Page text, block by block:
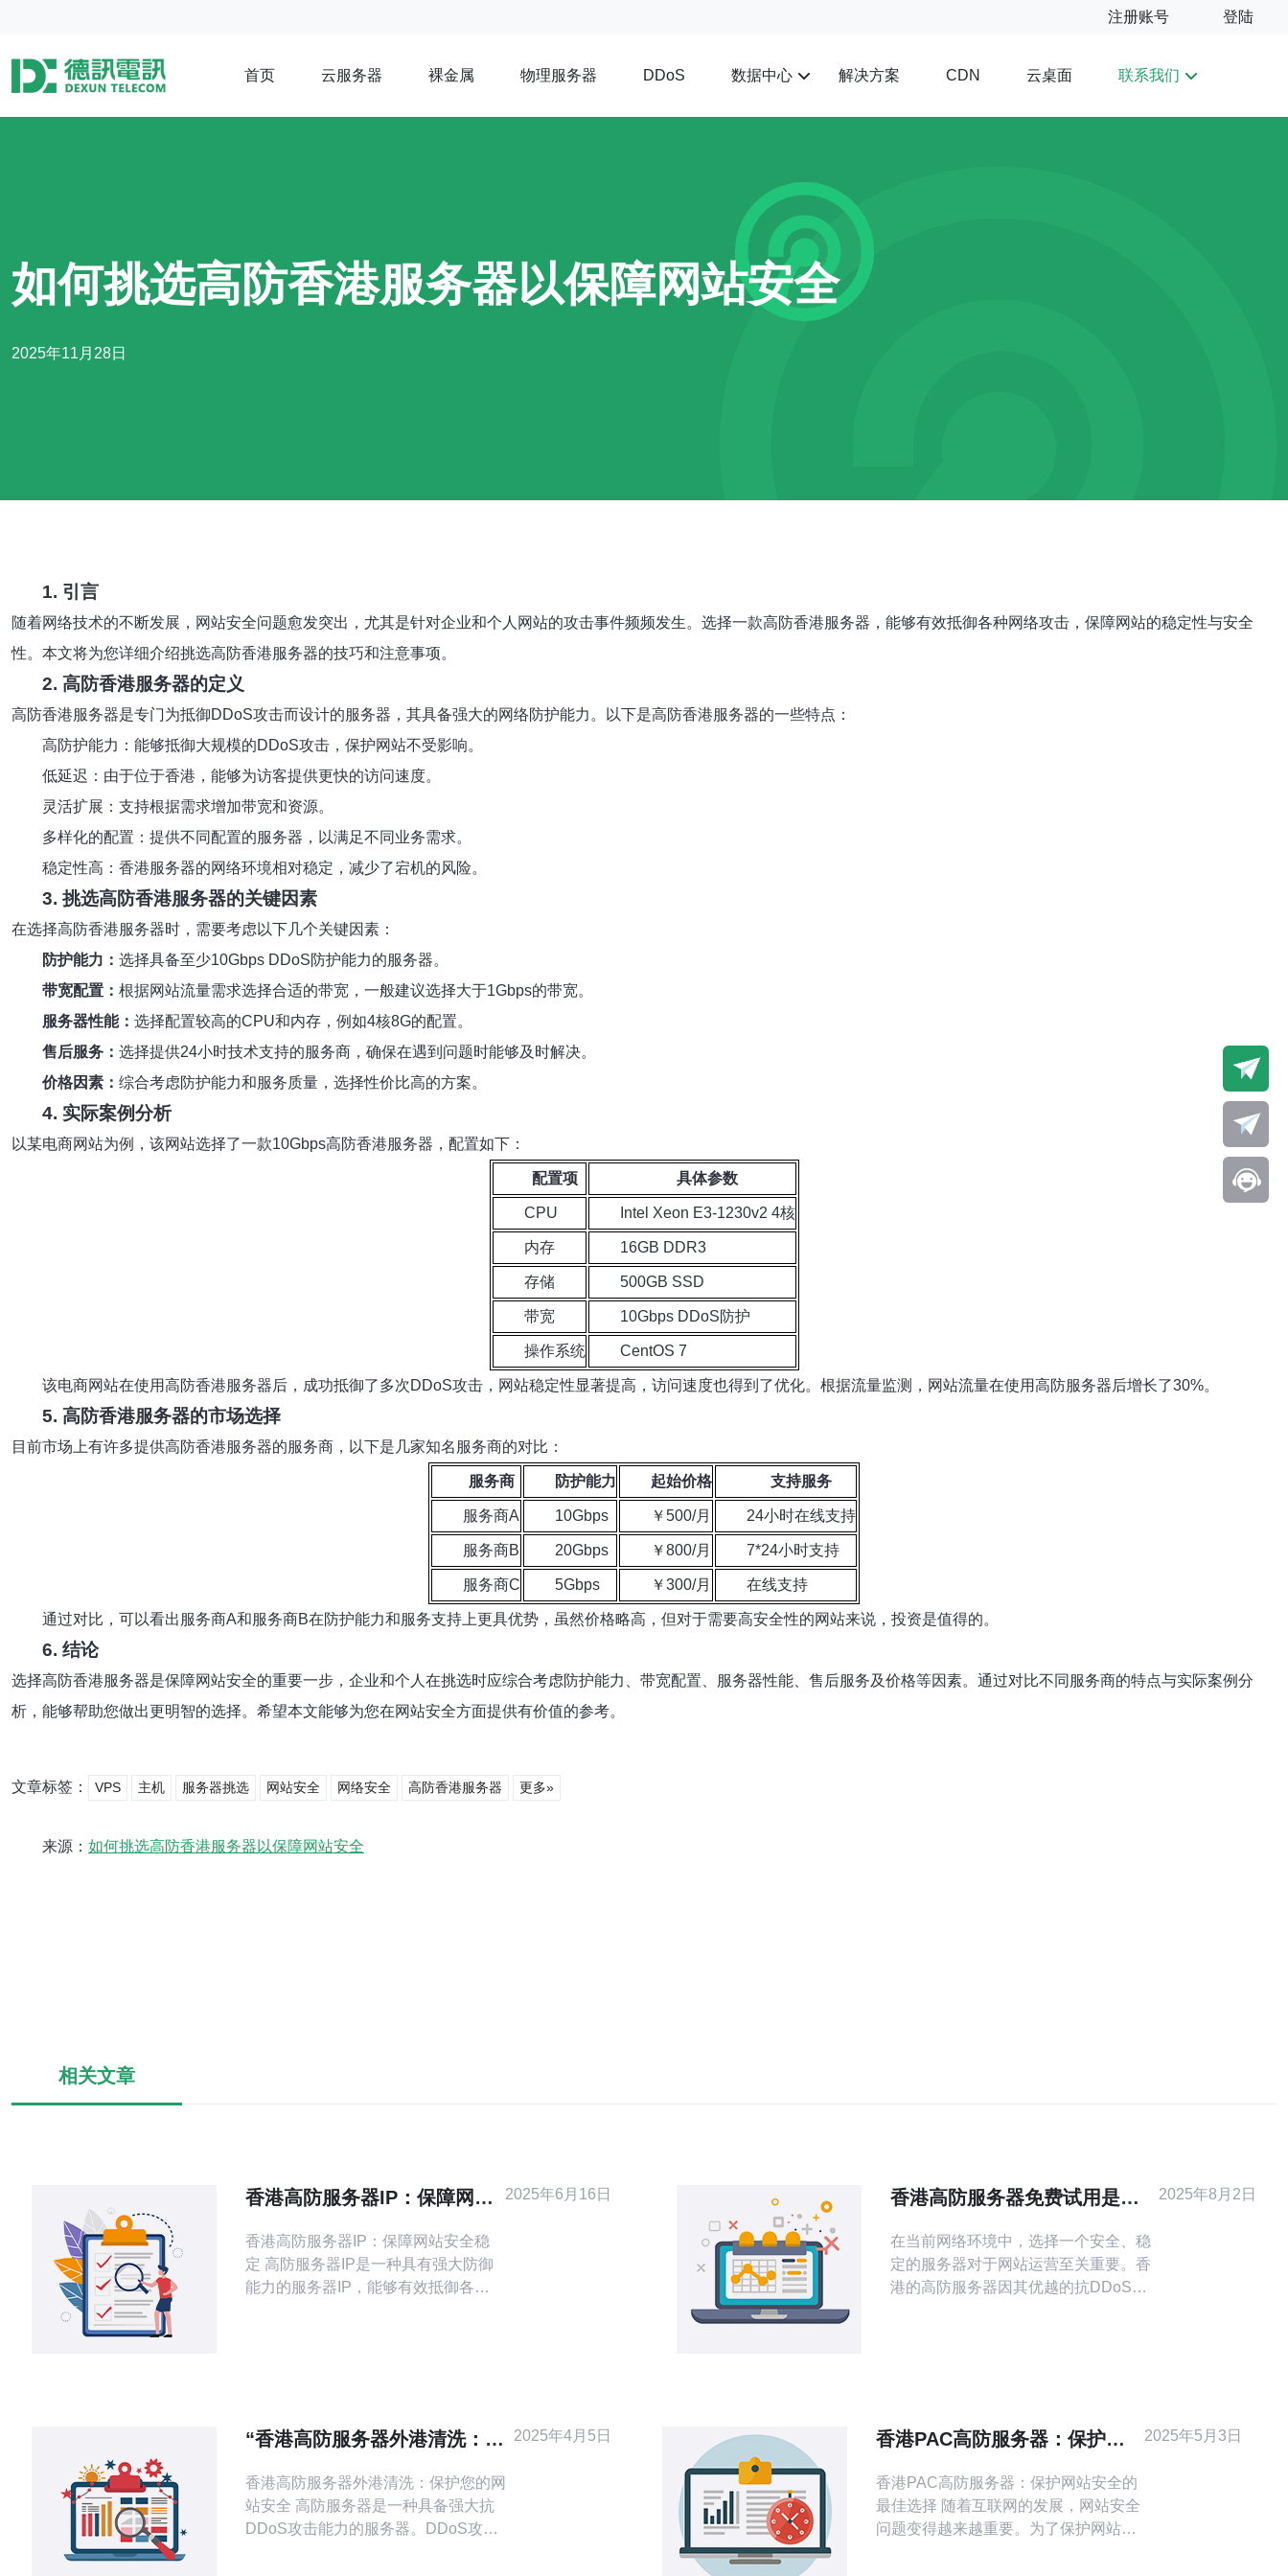
注册账号 登陆
首页 云服务器 裸金属 物理服务器 DDoS 数据中心 解决方案 CDN 云桌面 联系我们
如何挑选高防香港服务器以保障网站安全
2025年11月28日
1. 引言
随着网络技术的不断发展，网站安全问题愈发突出，尤其是针对企业和个人网站的攻击事件频频发生。选择一款高防香港服务器，能够有效抵御各种网络攻击，保障网站的稳定性与安全
性。本文将为您详细介绍挑选高防香港服务器的技巧和注意事项。
2. 高防香港服务器的定义
高防香港服务器是专门为抵御DDoS攻击而设计的服务器，其具备强大的网络防护能力。以下是高防香港服务器的一些特点：
高防护能力：能够抵御大规模的DDoS攻击，保护网站不受影响。
低延迟：由于位于香港，能够为访客提供更快的访问速度。
灵活扩展：支持根据需求增加带宽和资源。
多样化的配置：提供不同配置的服务器，以满足不同业务需求。
稳定性高：香港服务器的网络环境相对稳定，减少了宕机的风险。
3. 挑选高防香港服务器的关键因素
在选择高防香港服务器时，需要考虑以下几个关键因素：
防护能力： 选择具备至少10Gbps DDoS防护能力的服务器。
带宽配置： 根据网站流量需求选择合适的带宽，一般建议选择大于1Gbps的带宽。
服务器性能： 选择配置较高的CPU和内存，例如4核8G的配置。
售后服务： 选择提供24小时技术支持的服务商，确保在遇到问题时能够及时解决。
价格因素： 综合考虑防护能力和服务质量，选择性价比高的方案。
4. 实际案例分析
以某电商网站为例，该网站选择了一款10Gbps高防香港服务器，配置如下：
配置项 具体参数
CPU Intel Xeon E3-1230v2 4核
内存 16GB DDR3
存储 500GB SSD
带宽 10Gbps DDoS防护
操作系统 CentOS 7
该电商网站在使用高防香港服务器后，成功抵御了多次DDoS攻击，网站稳定性显著提高，访问速度也得到了优化。根据流量监测，网站流量在使用高防服务器后增长了30%。
5. 高防香港服务器的市场选择
目前市场上有许多提供高防香港服务器的服务商，以下是几家知名服务商的对比：
服务商 防护能力 起始价格 支持服务
服务商A 10Gbps ￥500/月 24小时在线支持
服务商B 20Gbps ￥800/月 7*24小时支持
服务商C 5Gbps ￥300/月 在线支持
通过对比，可以看出服务商A和服务商B在防护能力和服务支持上更具优势，虽然价格略高，但对于需要高安全性的网站来说，投资是值得的。
6. 结论
选择高防香港服务器是保障网站安全的重要一步，企业和个人在挑选时应综合考虑防护能力、带宽配置、服务器性能、售后服务及价格等因素。通过对比不同服务商的特点与实际案例分
析，能够帮助您做出更明智的选择。希望本文能够为您在网站安全方面提供有价值的参考。
文章标签： VPS 主机 服务器挑选 网站安全 网络安全 高防香港服务器 更多»
来源： 如何挑选高防香港服务器以保障网站安全
相关文章
香港高防服务器IP：保障网站
香港高防服务器IP：保障网站安全稳
定 高防服务器IP是一种具有强大防御
能力的服务器IP，能够有效抵御各种
施，保障网站运行稳定。 数据安全性
高：
2025年6月16日
香港高防服务器免费试用是否
在当前网络环境中，选择一个安全、稳
定的服务器对于网站运营至关重要。香
港的高防服务器因其优越的抗DDoS攻
特点、如何申请免费试用及使用建议。
1.
2025年8月2日
“香港高防服务器外港清洗：保
香港高防服务器外港清洗：保护您的网
站安全 高防服务器是一种具备强大抗
DDoS攻击能力的服务器。DDoS攻击
2025年4月5日
香港PAC高防服务器：保护网
香港PAC高防服务器：保护网站安全的
最佳选择 随着互联网的发展，网站安全
问题变得越来越重要。为了保护网站免
2025年5月3日